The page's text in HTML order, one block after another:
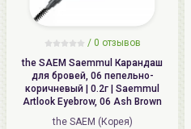
/ 0 отзывов
the SAEM Saemmul Карандаш
для бровей, 06 пепельнo-
коричневый | 0.2г | Saemmul
Artlook Eyebrow, 06 Ash Brown
the SAEM (Корея)